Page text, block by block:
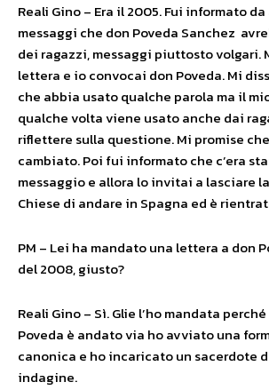
Reali Gino – Era il 2005. Fui informato
messaggi che don Poveda Sanchez
dei ragazzi, messaggi piuttosto volgari.
lettera e io convocai don Poveda. Mi
che abbia usato qualche parola ma il
qualche volta viene usato anche dai
riflettere sulla questione. Mi promise
cambiato. Poi fui informato che c’era
messaggio e allora lo invitai a lasciare
Chiese di andare in Spagna ed è
PM – Lei ha mandato una lettera a don
del 2008, giusto?
Reali Gino – Sì. Glie l’ho mandata
Poveda è andato via ho avviato una
canonica e ho incaricato un sacerdote
indagine.